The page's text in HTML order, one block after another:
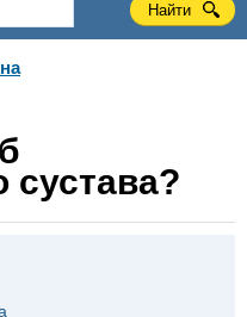
сустава?